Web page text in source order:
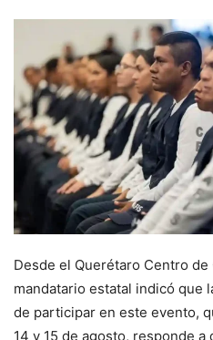
Desde el Querétaro Centro de
mandatario estatal indicó que
de participar en este evento,
14 y 15 de agosto, responde